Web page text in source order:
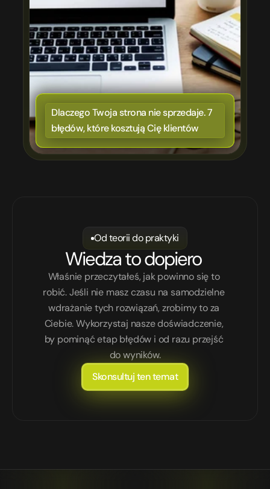
Dlaczego Twoja strona nie sprzedaje. 7
błędów, które kosztują Cię klientów
Od teorii do praktyki
Wiedza to dopiero
Właśnie przeczytałeś, jak powinno się to
robić. Jeśli nie masz czasu na samodzielne
wdrażanie tych rozwiązań, zrobimy to za
Ciebie. Wykorzystaj nasze doświadczenie,
by pominąć etap błędów i od razu przejść
do wyników.
Skonsultuj ten temat